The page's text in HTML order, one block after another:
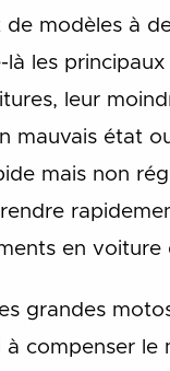
modèles à
les
leur
mauvais état
mais non
en voiture
grandes
compenser